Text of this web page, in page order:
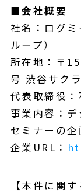
■会社概要
社名：ログ
ループ）
所在地：〒
号 渋谷サク
代表取締役：
事業内容：
セミナーの
企業URL：
【本件に関